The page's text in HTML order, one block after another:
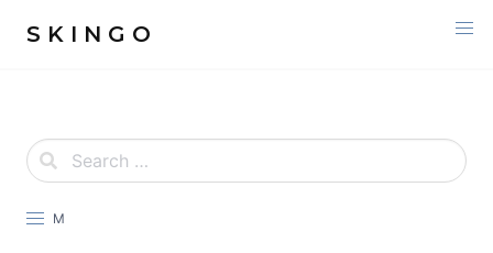
S K I N G O
M